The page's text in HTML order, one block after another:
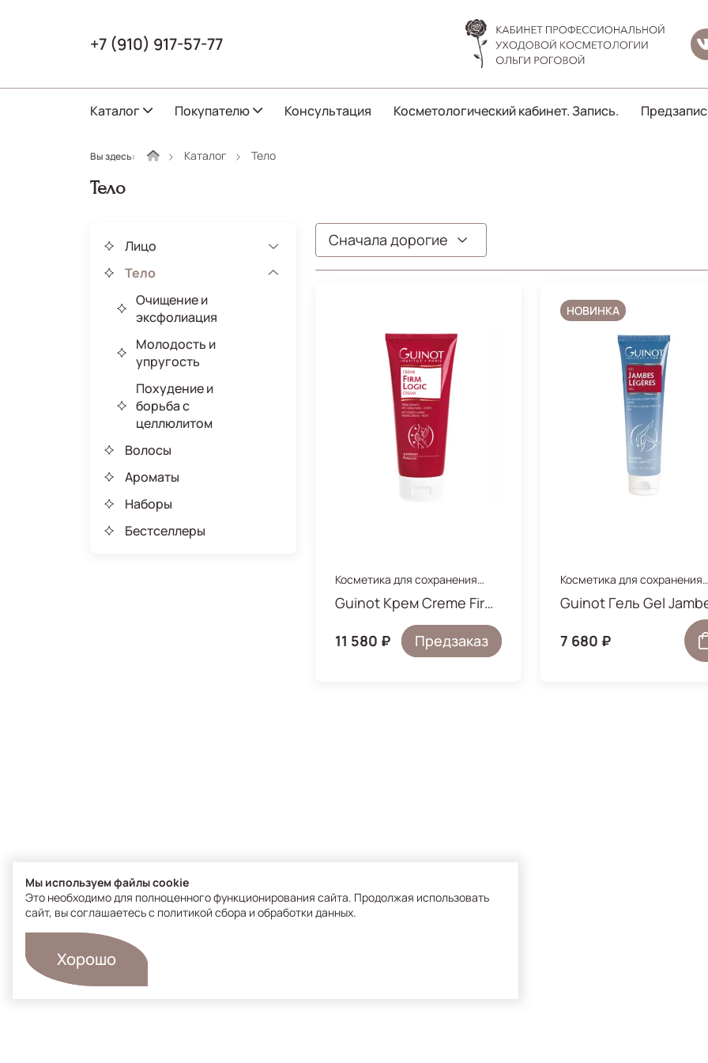
+7 (910) 917-57-77
Каталог Покупателю Консультация Косметологический кабинет. Запись.
Вы здесь: Каталог Тело
Тело
Лицо
Тело
Очищение и
эксфолиация
Молодость и
упругость
Похудение и
борьба с
целлюлитом
Волосы
Ароматы
Наборы
Бестселлеры
Сначала дорогие
Косметика для сохранения
молодости и упругости тела Guinot Крем Сreme Firm Logic
11 580 ₽
Предзаказ
НОВИНКА
Косметика для сохранения
молодости и упругости тела
7 680 ₽
Мы используем файлы cookie
Это необходимо для полноценного функционирования сайта. Продолжая использовать
сайт, вы соглашаетесь с политикой сбора и обработки данных.
Хорошо